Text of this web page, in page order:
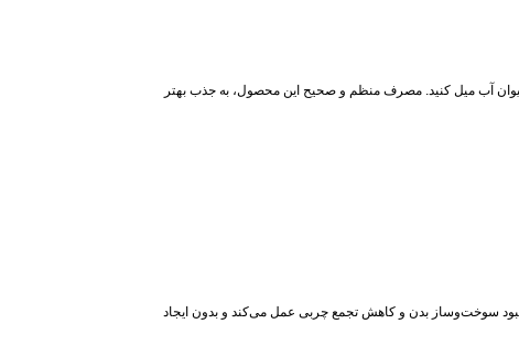
غذایی اصلی (صبحانه، ناهار و شام) همراه با یک لیوان آب میل کنید. مصرف منظم و صحیح این محصول، به جذب بهتر
سوخت‌وساز بدن و کاهش تجمع چربی عمل می‌کند و بدون ایجاد